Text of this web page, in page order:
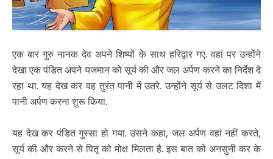
एक बार गुरु नानक देव अपने शिष्यों के साथ हरिद्वार गए. वहां पर उन्होंने
देखा एक पंडित अपने यजमान को सूर्य की और जल अर्पण करने का निर्देश दे
रहा था. यह देख कर वह तुरंत पानी में उतरे. उन्होंने सूर्य से उलट दिशा में
पानी अर्पण करना शुरू किया.
यह देख कर पंडित गुस्सा हो गया. उसने कहा, जल अर्पण वहां नहीं करते,
सूर्य की और करने से पितृ को मोक्ष मिलता है. इस बात को अनसुनी कर के